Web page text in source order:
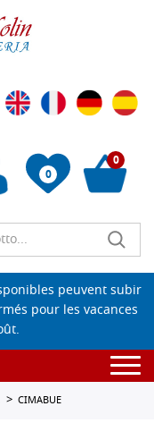
0
vide
0
peuvent subir
pour les vacances
CIMABUE